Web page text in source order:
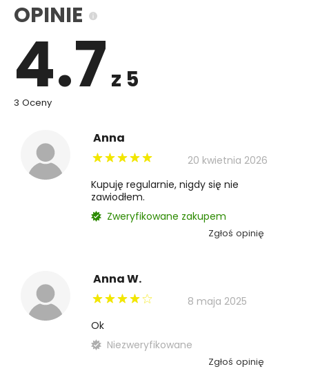
OPINIE
4.7 z 5
3 Oceny
Anna
20 kwietnia 2026
Kupuję regularnie, nigdy się nie
zawiodłem.
Zweryfikowane zakupem
Zgłoś opinię
Anna W.
8 maja 2025
Ok
Niezweryfikowane
Zgłoś opinię